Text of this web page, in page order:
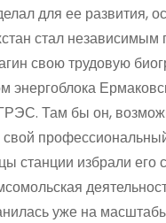
для ее развития,
стал независимым
свою трудовую
энергоблока
Там бы он,
станции избрали его
уже на